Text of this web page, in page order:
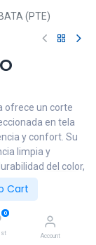
Cart
0
Account
(PTE)
ofrece un corte
en tela
y confort. Su
limpia y
del color,